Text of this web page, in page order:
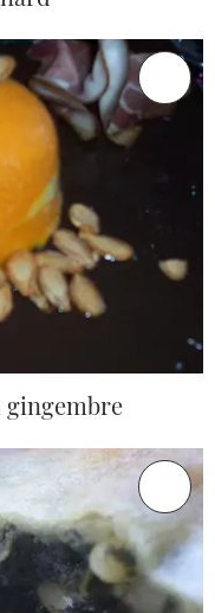
gingembre